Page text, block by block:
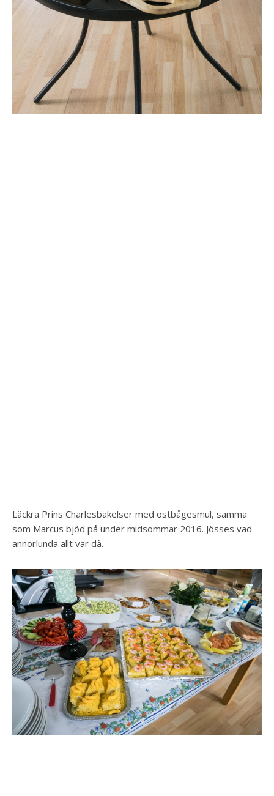
Läckra Prins Charlesbakelser med ostbågesmul, samma
som Marcus bjöd på under midsommar 2016. Jösses vad
annorlunda allt var då.